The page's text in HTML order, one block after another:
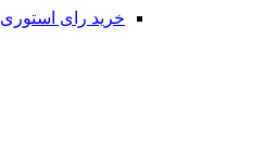
خرید رای استوری